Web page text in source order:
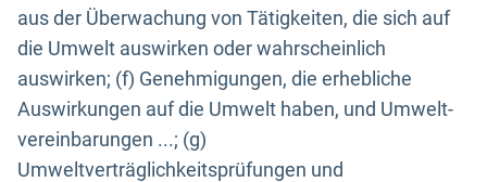
aus der Überwachung von Tätigkeiten, die sich auf
die Umwelt auswirken oder wahrscheinlich
auswirken; (f) Genehmigungen, die erhebliche
Auswirkungen auf die Umwelt haben, und Umwelt-
vereinbarungen ...; (g)
Umweltverträglichkeitsprüfungen und